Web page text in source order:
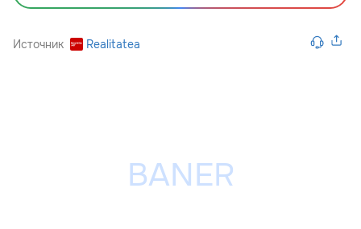
Источник Realitatea